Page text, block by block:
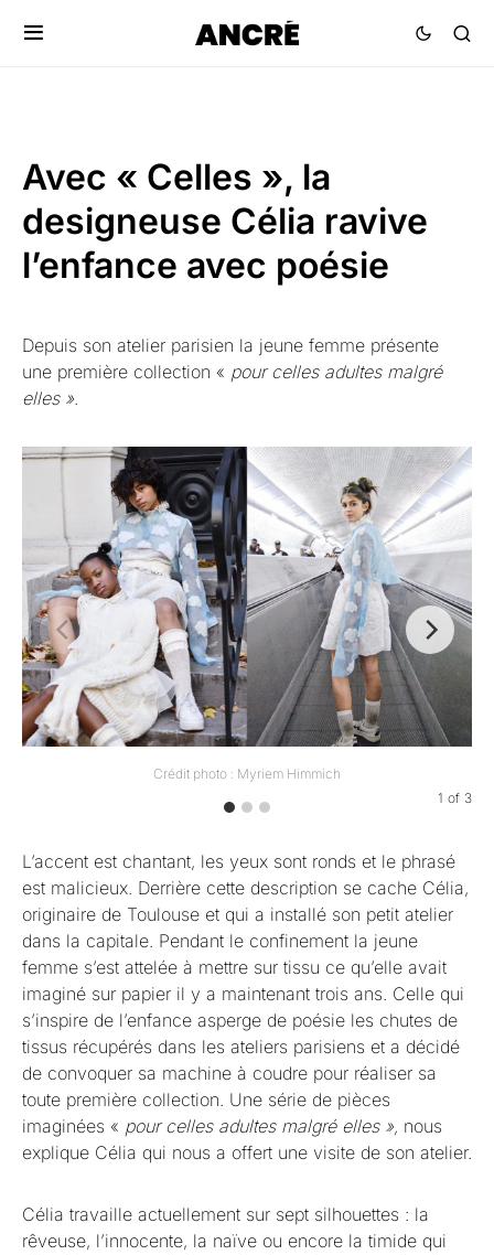
Avec « Celles », la
designeuse Célia ravive
l’enfance avec poésie
Depuis son atelier parisien la jeune femme présente
une première collection « pour celles adultes malgré
elles ».
Crédit photo : Myriem Himmich
1 of 3
L’accent est chantant, les yeux sont ronds et le phrasé
est malicieux. Derrière cette description se cache Célia,
originaire de Toulouse et qui a installé son petit atelier
dans la capitale. Pendant le confinement la jeune
femme s’est attelée à mettre sur tissu ce qu’elle avait
imaginé sur papier il y a maintenant trois ans. Celle qui
s’inspire de l’enfance asperge de poésie les chutes de
tissus récupérés dans les ateliers parisiens et a décidé
de convoquer sa machine à coudre pour réaliser sa
toute première collection. Une série de pièces
imaginées « pour celles adultes malgré elles », nous
explique Célia qui nous a offert une visite de son atelier.
Célia travaille actuellement sur sept silhouettes : la
rêveuse, l’innocente, la naïve ou encore la timide qui